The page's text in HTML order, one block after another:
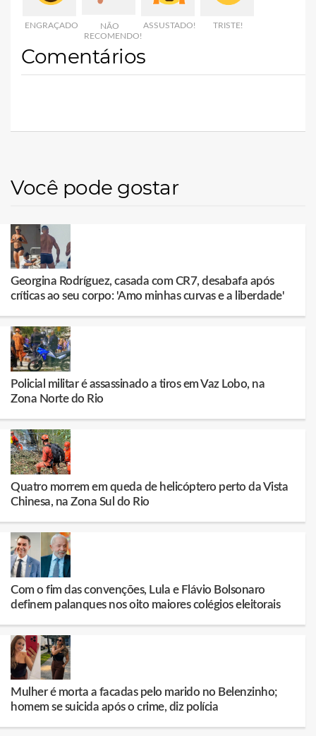
ENGRAÇADO
NÃO
RECOMENDO!
ASSUSTADO! TRISTE!
Comentários
Você pode gostar
Georgina Rodríguez, casada com CR7, desabafa após
críticas ao seu corpo: 'Amo minhas curvas e a liberdade'
Policial militar é assassinado a tiros em Vaz Lobo, na
Zona Norte do Rio
Quatro morrem em queda de helicóptero perto da Vista
Chinesa, na Zona Sul do Rio
Com o fim das convenções, Lula e Flávio Bolsonaro
definem palanques nos oito maiores colégios eleitorais
Mulher é morta a facadas pelo marido no Belenzinho;
homem se suicida após o crime, diz polícia